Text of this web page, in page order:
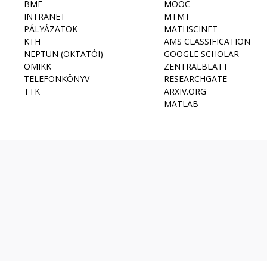
BME
INTRANET
PÁLYÁZATOK
KTH
NEPTUN (OKTATÓI)
OMIKK
TELEFONKÖNYV
TTK
MOOC
MTMT
MATHSCINET
AMS CLASSIFICATION
GOOGLE SCHOLAR
ZENTRALBLATT
RESEARCHGATE
ARXIV.ORG
MATLAB